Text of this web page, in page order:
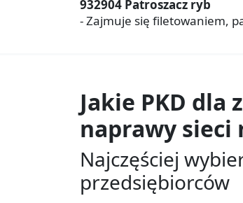
932904 Patroszacz ryb
- Zajmuje się filetowaniem,
Jakie PKD dla
naprawy sieci
Najczęściej
przedsiębiorców